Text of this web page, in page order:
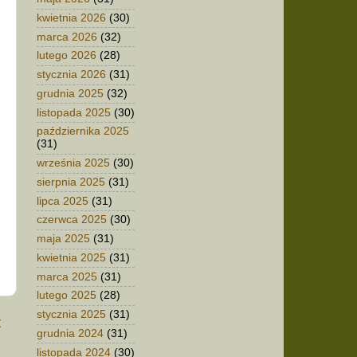
kwietnia 2026 (30)
marca 2026 (32)
lutego 2026 (28)
stycznia 2026 (31)
grudnia 2025 (32)
listopada 2025 (30)
października 2025
(31)
września 2025 (30)
sierpnia 2025 (31)
lipca 2025 (31)
czerwca 2025 (30)
maja 2025 (31)
kwietnia 2025 (31)
marca 2025 (31)
lutego 2025 (28)
stycznia 2025 (31)
grudnia 2024 (31)
listopada 2024 (30)